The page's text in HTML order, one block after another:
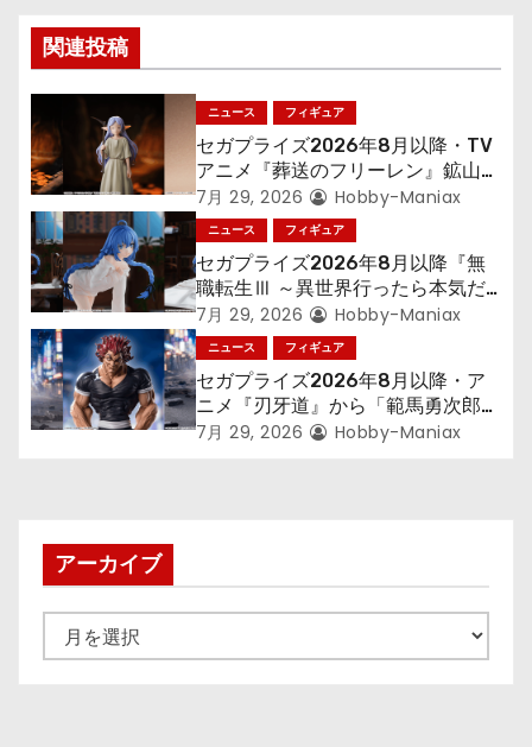
ゲ
ー
シ
ョ
ン
関連投稿
ニュース フィギュア
セガプライズ2026年8月以降・TV
アニメ『葬送のフリーレン』鉱山で
300年働くことになっっちゃった
「フリーレン」を立体化！
7月 29, 2026 Hobby-Maniax
ニュース フィギュア
セガプライズ2026年8月以降『無
職転生Ⅲ ～異世界行ったら本気だ
す～』から「ロキシー」のフィギュ
アが登場！
7月 29, 2026 Hobby-Maniax
ニュース フィギュア
セガプライズ2026年8月以降・ア
ニメ『刃牙道』から「範馬勇次郎」
が登場ッッ!!
7月 29, 2026 Hobby-Maniax
アーカイブ
ー